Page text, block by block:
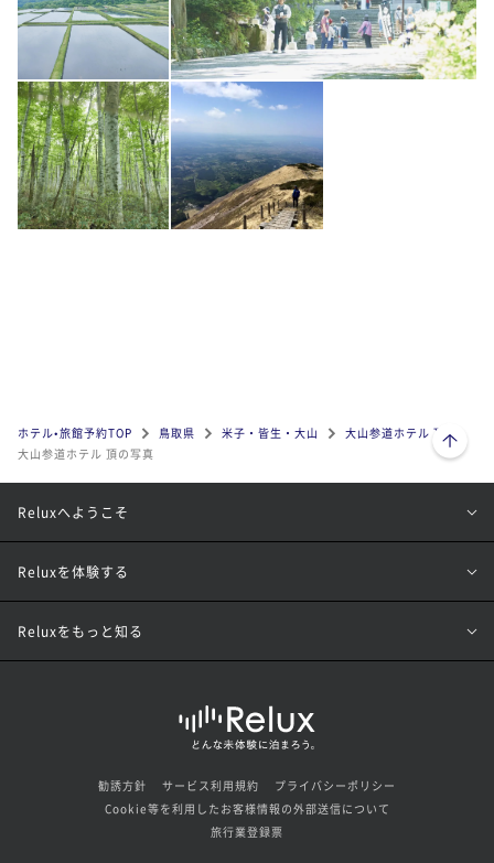
ホテル•旅館予約TOP 鳥取県 米子・皆生・大山
大山参道ホテル 頂
大山参道ホテル 頂の写真
ページトップへ
Reluxへようこそ
Reluxを体験する
Reluxをもっと知る
勧誘方針 サービス利用規約
プライバシーポリシー
Cookie等を利用したお客様情報の外部送信について
旅行業登録票